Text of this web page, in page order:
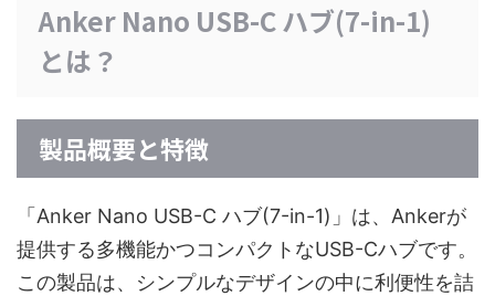
Anker Nano USB-C ハブ(7-in-1)
とは？
製品概要と特徴
「Anker Nano USB-C ハブ(7-in-1)」は、Ankerが
提供する多機能かつコンパクトなUSB-Cハブです。
この製品は、シンプルなデザインの中に利便性を詰